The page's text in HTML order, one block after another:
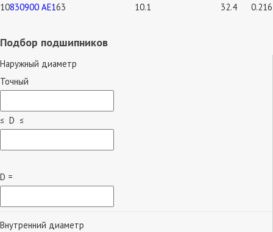
10830900 АЕ163 10.1 32.4 0.216
Подбор подшипников
Наружный диаметр
Точный
≤ D ≤
D =
Внутренний диаметр